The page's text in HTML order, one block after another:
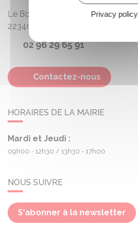
Le Bourg
22340
02 96 29 65 91
Contactez-nous
HORAIRES DE LA MAIRIE
Mardi et Jeudi :
09h00 - 12h30 13h30 - 17h00
NOUS SUIVRE
S'abonner à la newsletter
Privacy policy